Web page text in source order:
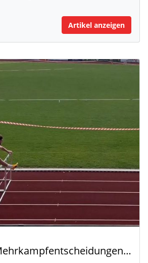
Artikel anzeigen
Spannende Mehrkampfentscheidungen in Weingarten